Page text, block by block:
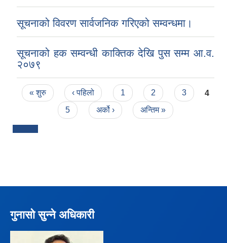
सूचनाको विवरण सार्वजनिक गरिएको सम्वन्धमा।
सूचनाको हक सम्वन्धी काक्तिक देखि पुस सम्म आ.व.
२०७९
Pages
« शुरु ‹ पहिलो 1 2 3
4
5
अर्को › अन्तिम »
गुनासो सुन्ने अधिकारी